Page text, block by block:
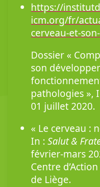
https://
icm.org/fr/
cerveau-et-
Dossier «
son
pathologies »,
01 juillet 2020.
« Le cerveau :
In :Salut &
février-mars
Centre
de Liège.